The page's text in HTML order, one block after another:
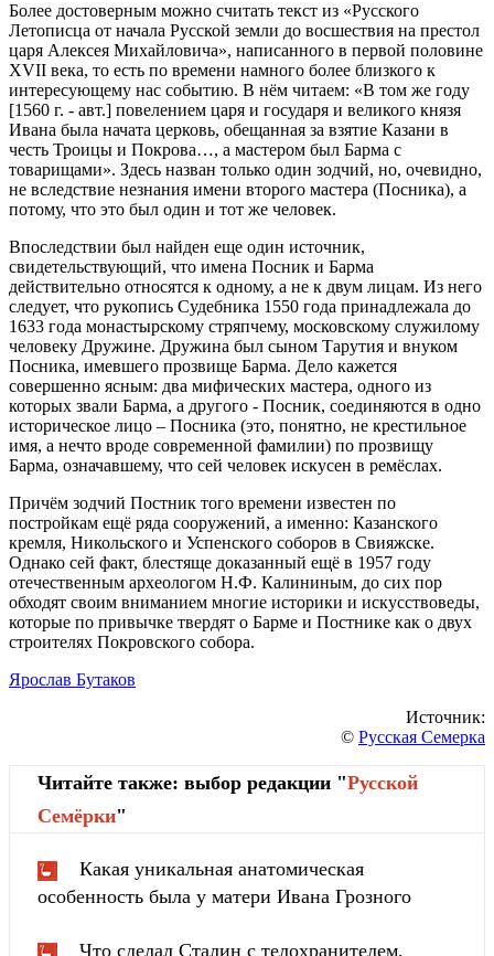
Более достоверным можно считать текст из «Русского
Летописца от начала Русской земли до восшествия на престол
царя Алексея Михайловича», написанного в первой половине
XVII века, то есть по времени намного более близкого к
интересующему нас событию. В нём читаем: «В том же году
[1560 г. - авт.] повелением царя и государя и великого князя
Ивана была начата церковь, обещанная за взятие Казани в
честь Троицы и Покрова…, а мастером был Барма с
товарищами». Здесь назван только один зодчий, но, очевидно,
не вследствие незнания имени второго мастера (Посника), а
потому, что это был один и тот же человек.
Впоследствии был найден еще один источник,
свидетельствующий, что имена Посник и Барма
действительно относятся к одному, а не к двум лицам. Из него
следует, что рукопись Судебника 1550 года принадлежала до
1633 года монастырскому стряпчему, московскому служилому
человеку Дружине. Дружина был сыном Тарутия и внуком
Посника, имевшего прозвище Барма. Дело кажется
совершенно ясным: два мифических мастера, одного из
которых звали Барма, а другого - Посник, соединяются в одно
историческое лицо – Посника (это, понятно, не крестильное
имя, а нечто вроде современной фамилии) по прозвищу
Барма, означавшему, что сей человек искусен в ремёслах.
Причём зодчий Постник того времени известен по
постройкам ещё ряда сооружений, а именно: Казанского
кремля, Никольского и Успенского соборов в Свияжске.
Однако сей факт, блестяще доказанный ещё в 1957 году
отечественным археологом Н.Ф. Калининым, до сих пор
обходят своим вниманием многие историки и искусствоведы,
которые по привычке твердят о Барме и Постнике как о двух
строителях Покровского собора.
Ярослав Бутаков
Источник:
© Русская Семерка
Читайте также: выбор редакции "Русской
Cемёрки"
Какая уникальная анатомическая
особенность была у матери Ивана Грозного
Что сделал Сталин с телохранителем,